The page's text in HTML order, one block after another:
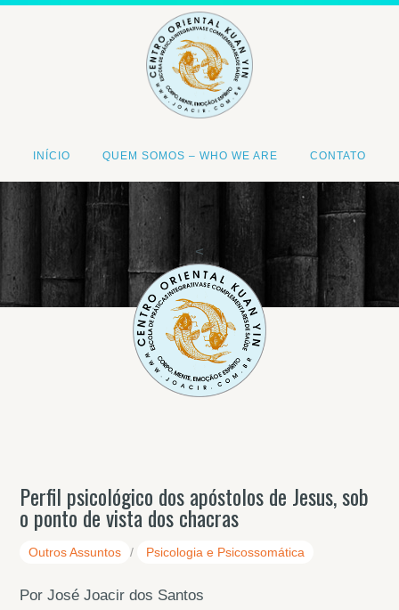
INÍCIO QUEM SOMOS – WHO WE ARE CONTATO
<
Perfil psicológico dos apóstolos de Jesus, sob
o ponto de vista dos chacras
Outros Assuntos / Psicologia e Psicossomática
Por José Joacir dos Santos